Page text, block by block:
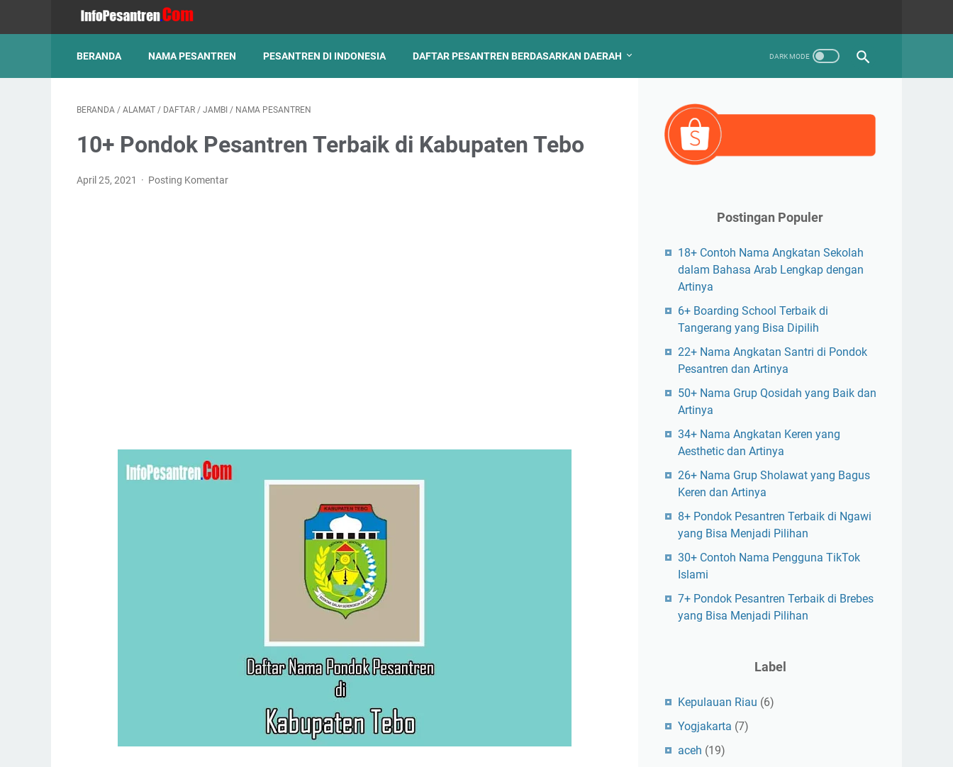
BERANDA NAMA PESANTREN PESANTREN DI INDONESIA DAFTAR PESANTREN BERDASARKAN DAERAH
BERANDA / ALAMAT / DAFTAR / JAMBI / NAMA PESANTREN
10+ Pondok Pesantren Terbaik di Kabupaten Tebo
April 25, 2021 Posting Komentar
Postingan Populer
18+ Contoh Nama Angkatan Sekolah
dalam Bahasa Arab Lengkap dengan
Artinya
6+ Boarding School Terbaik di
Tangerang yang Bisa Dipilih
22+ Nama Angkatan Santri di Pondok
Pesantren dan Artinya
50+ Nama Grup Qosidah yang Baik dan
Artinya
34+ Nama Angkatan Keren yang
Aesthetic dan Artinya
26+ Nama Grup Sholawat yang Bagus
Keren dan Artinya
8+ Pondok Pesantren Terbaik di Ngawi
yang Bisa Menjadi Pilihan
30+ Contoh Nama Pengguna TikTok
Islami
7+ Pondok Pesantren Terbaik di Brebes
yang Bisa Menjadi Pilihan
Label
Kepulauan Riau (6)
Yogjakarta (7)
aceh (19)